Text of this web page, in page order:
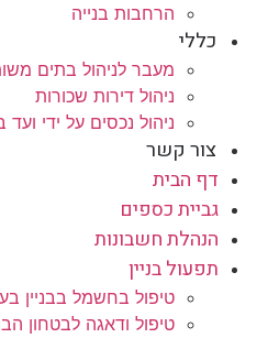
הרחבות בנייה
כללי
מעבר לניהול בתים
ניהול דירות שכורות
ניהול נכסים על ידי ועד
צור קשר
דף הבית
גביית כספים
הנהלת חשבונות
תפעול בניין
טיפול בחשמל בבניין
טיפול ודאגה לבטחון